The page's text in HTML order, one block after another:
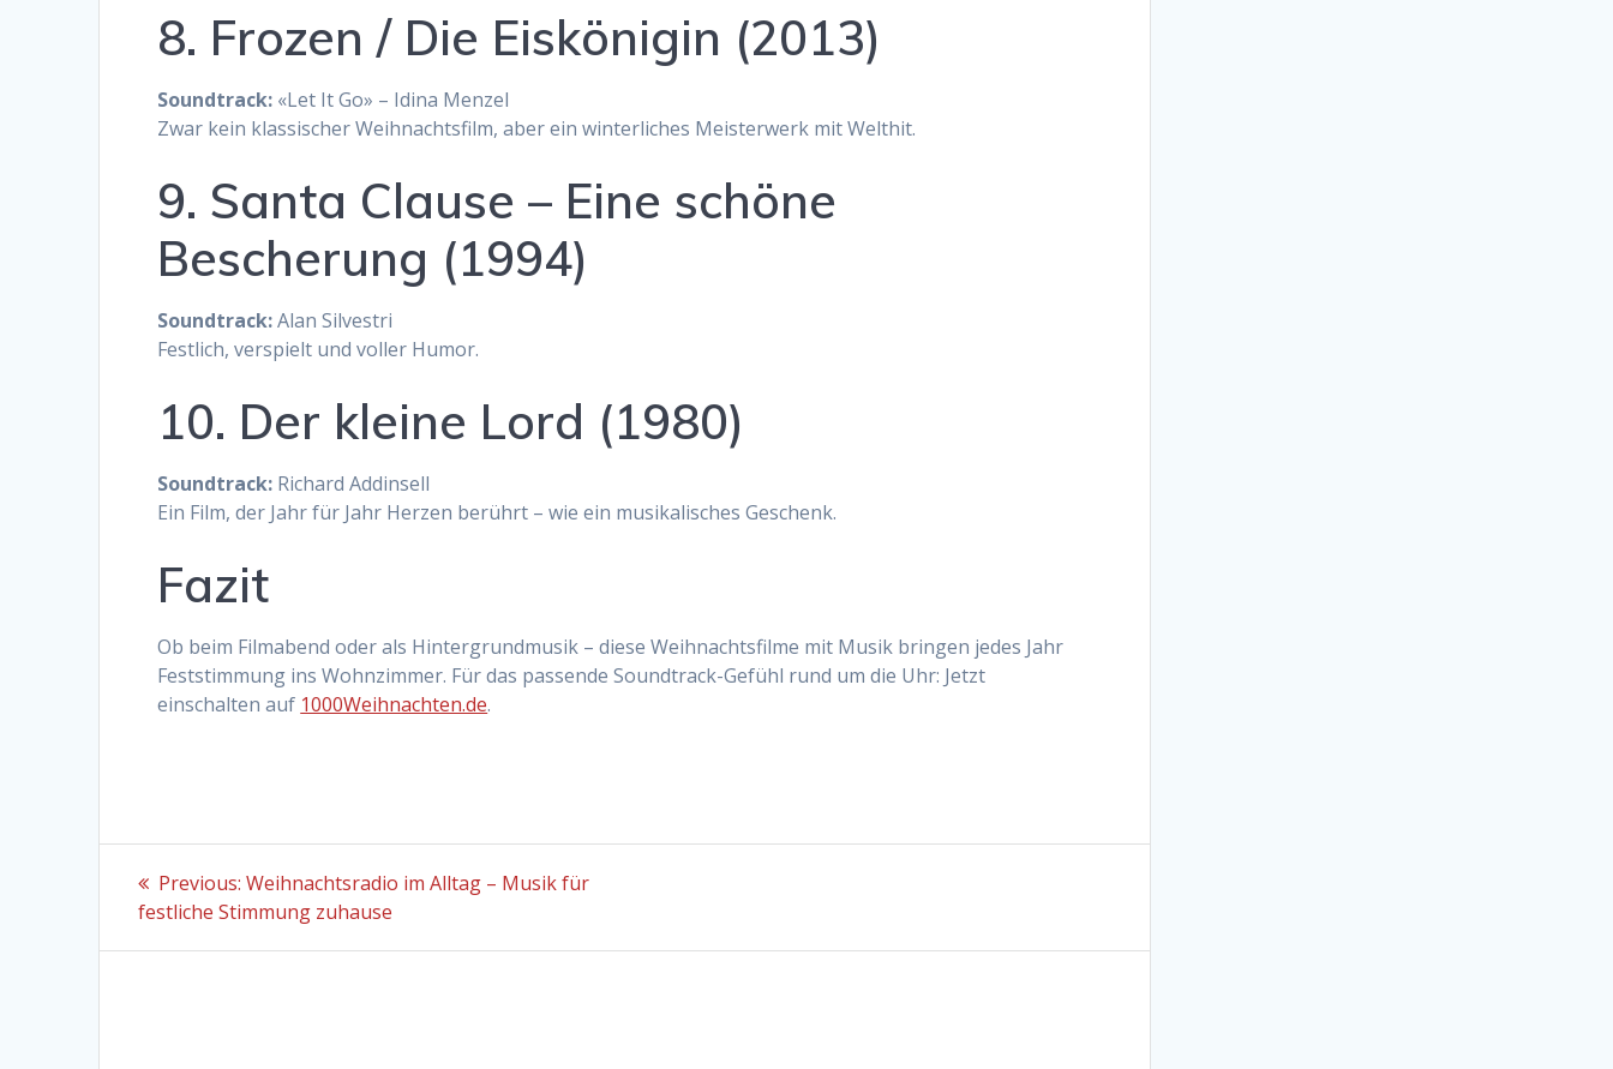
8. Frozen / Die Eiskönigin (2013)
Soundtrack: «Let It Go» – Idina Menzel
Zwar kein klassischer Weihnachtsfilm, aber ein winterliches Meisterwerk mit Welthit.
9. Santa Clause – Eine schöne
Bescherung (1994)
Soundtrack:Alan Silvestri
Festlich, verspielt und voller Humor.
10. Der kleine Lord (1980)
Soundtrack: Richard Addinsell
Ein Film, der Jahr für Jahr Herzen berührt – wie ein musikalisches Geschenk.
Fazit
Ob beim Filmabend oder als Hintergrundmusik – diese Weihnachtsfilme mit Musik bringen jedes Jahr
Feststimmung ins Wohnzimmer. Für das passende Soundtrack-Gefühl rund um die Uhr: Jetzt
einschalten auf 1000Weihnachten.de.
Beitragsnavigation
Previous: Previous
post:
Weihnachtsradio im Alltag – Musik für
festliche Stimmung zuhause